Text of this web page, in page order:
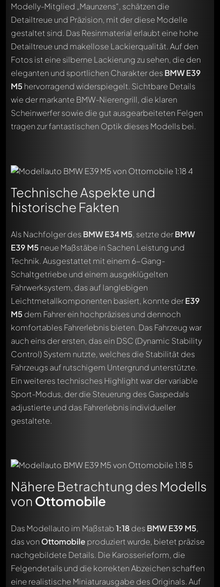
Modelly-Mitglied „Maunzens“, schätzen die
Detailtreue und Präzision, mit der diese Modelle
gestaltet sind. Das Resinmaterial erlaubt eine hohe
Detailtreue und makellose Lackierqualität. Auf den
Fotos ist eine silberne Lackierung zu sehen, die den
eleganten und sportlichen Charakter des BMW E39
M5 hervorragend widerspiegelt. Sichtbare Details
wie der markante BMW-Nierengrill, die klaren
Scheinwerfer sowie die gut ausgearbeiteten Felgen
tragen zur fantastischen Optik dieses Modells bei.
Technische Aspekte und
historische Fakten
Als Nachfolger des BMW E34 M5, setzte derBMW
E39 M5 neue Maßstäbe in Sachen Leistung und
Technik. Ausgestattet mit einem 6-Gang-
Schaltgetriebe und einem ausgeklügelten
Fahrwerksystem, das auf langlebigen
Leichtmetallkomponenten basiert, konnte derE39
M5 dem Fahrer ein hochpräzises und dennoch
komfortables Fahrerlebnis bieten. Das Fahrzeug war
auch eins der ersten, das ein DSC (Dynamic Stability
Control) System nutzte, welches die Stabilität des
Fahrzeugs auf rutschigem Untergrund unterstützte.
Ein weiteres technisches Highlight war der variable
Sport-Modus, der die Steuerung des Gaspedals
adjustierte und das Fahrerlebnis individueller
gestaltete.
Nähere Betrachtung des Modells
von Ottomobile
Das Modellauto im Maßstab1:18des BMW E39 M5,
das von Ottomobile produziert wurde, bietet präzise
nachgebildete Details. Die Karosserieform, die
Felgendetails und die korrekten Abzeichen schaffen
eine realistische Miniaturausgabe des Originals. Auf